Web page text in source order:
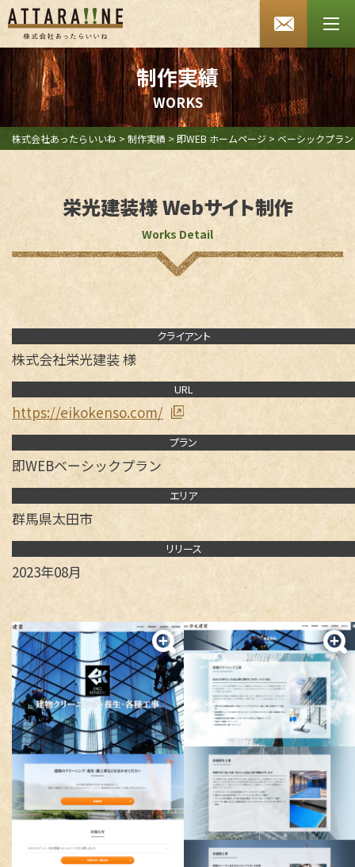
あったらいいね HOME
会社案内
SDGsへの取り組み
よくあるご質問
採用情報
プライバシーポリシー
特定商取引法に基づく表記
事業案内
即WEB HP制作
ベーシックプラン
リクルートプラン
各種デザイン
デジタル・DX化講習
ウルトラプリント
制作実績
即WEB ホームページ
ベーシックプラン
LP（ランディングページ）
各種デザイン
ロゴマーク 名刺 / カード
パンフレット
チラシ / ポスター
その他
受付 9:00～17:00 土日・祝祭日を除く
メールフォーム
制作実績
WORKS
株式会社あったらいいね > 制作実績 > 即WEB ホームページ > ベーシックプラン
栄光建装様 Webサイト制作
Works Detail
クライアント
株式会社栄光建装 様
URL
https://eikokenso.com/
プラン
即WEBベーシックプラン
エリア
群馬県太田市
リリース
2023年08月